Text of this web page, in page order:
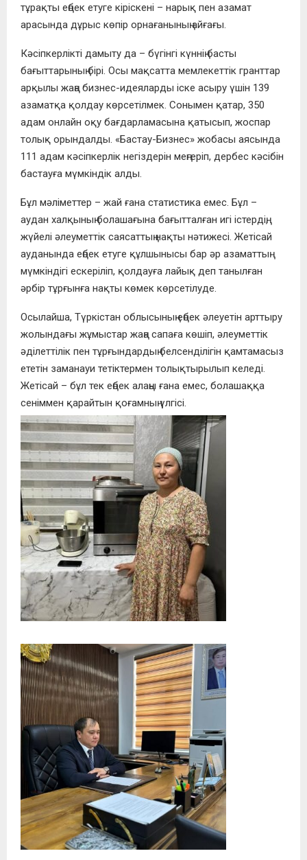
тұрақты еңбек етуге кіріскені – нарық пен азамат
арасында дұрыс көпір орнағанының айғағы.
Кәсіпкерлікті дамыту да – бүгінгі күннің басты
бағыттарының бірі. Осы мақсатта мемлекеттік гранттар
арқылы жаңа бизнес-идеяларды іске асыру үшін 139
азаматқа қолдау көрсетілмек. Сонымен қатар, 350
адам онлайн оқу бағдарламасына қатысып, жоспар
толық орындалды. «Бастау-Бизнес» жобасы аясында
111 адам кәсіпкерлік негіздерін меңгеріп, дербес кәсібін
бастауға мүмкіндік алды.
Бұл мәліметтер – жай ғана статистика емес. Бұл –
аудан халқының болашағына бағытталған игі істердің,
жүйелі әлеуметтік саясаттың нақты нәтижесі. Жетісай
ауданында еңбек етуге құлшынысы бар әр азаматтың
мүмкіндігі ескеріліп, қолдауға лайық деп танылған
әрбір тұрғынға нақты көмек көрсетілуде.
Осылайша, Түркістан облысының еңбек әлеуетін арттыру
жолындағы жұмыстар жаңа сапаға көшіп, әлеуметтік
әділеттілік пен тұрғындардың белсенділігін қамтамасыз
ететін заманауи тетіктермен толықтырылып келеді.
Жетісай – бұл тек еңбек алаңы ғана емес, болашаққа
сеніммен қарайтын қоғамның үлгісі.